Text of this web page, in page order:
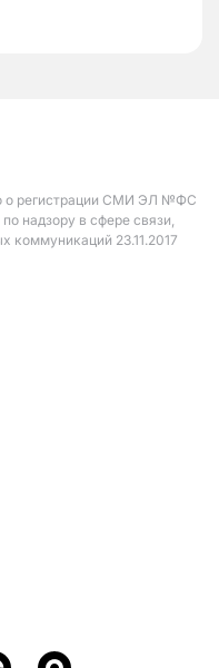
о регистрации СМИ ЭЛ №ФС
надзору в сфере связи,
коммуникаций 23.11.2017